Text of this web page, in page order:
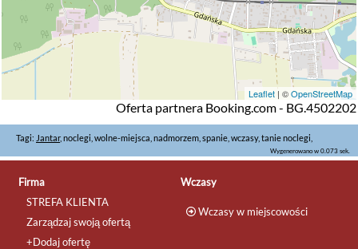
Leaflet | ©OpenStreetMap
Oferta partnera Booking.com - BG.4502202
Tagi: Jantar, noclegi, wolne-miejsca, nadmorzem, spanie, wczasy, tanie noclegi,
Wygenerowano w 0.073 sek.
Firma
STREFA KLIENTA
Zarządzaj swoją ofertą
+Dodaj ofertę
Wczasy
Wczasy w miejscowości